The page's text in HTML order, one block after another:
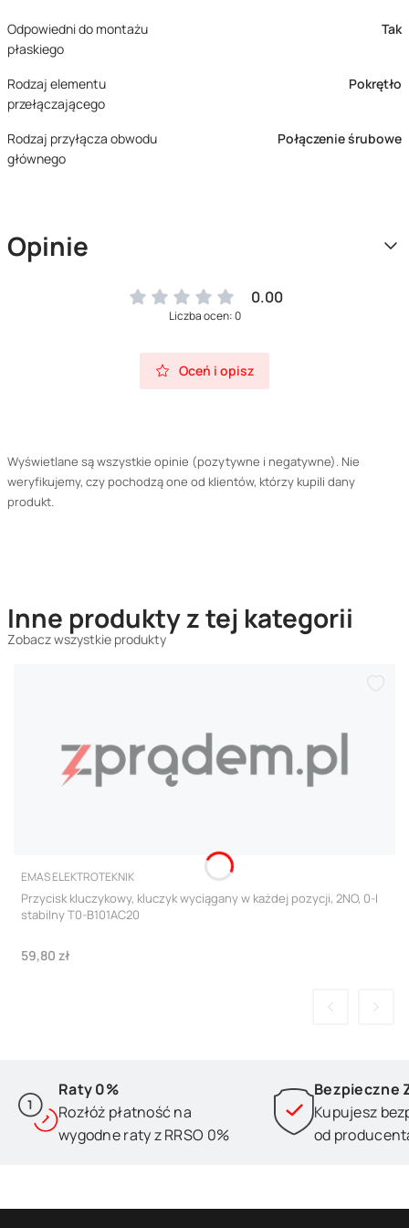
Odpowiedni do montażu
płaskiego
Tak
Rodzaj elementu
przełączającego
Pokrętło
Rodzaj przyłącza obwodu
głównego
Połączenie śrubowe
Opinie
0.00
Liczba ocen: 0
Oceń i opisz
Wyświetlane są wszystkie opinie (pozytywne i negatywne). Nie
weryfikujemy, czy pochodzą one od klientów, którzy kupili dany
produkt.
Inne produkty z tej kategorii
Zobacz wszystkie produkty
PRODUCENT
EMAS ELEKTROTEKNIK
Przycisk kluczykowy, kluczyk wyciągany w każdej pozycji, 2NO, 0-I
stabilny T0-B101AC20
Cena
59,80 zł
Raty 0%
Rozłóż płatność na
wygodne raty z RRSO 0%
Bezpieczne
Kupujesz
od